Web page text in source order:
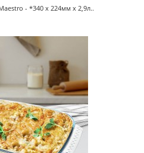
- *340 x 224мм x 2,9л..